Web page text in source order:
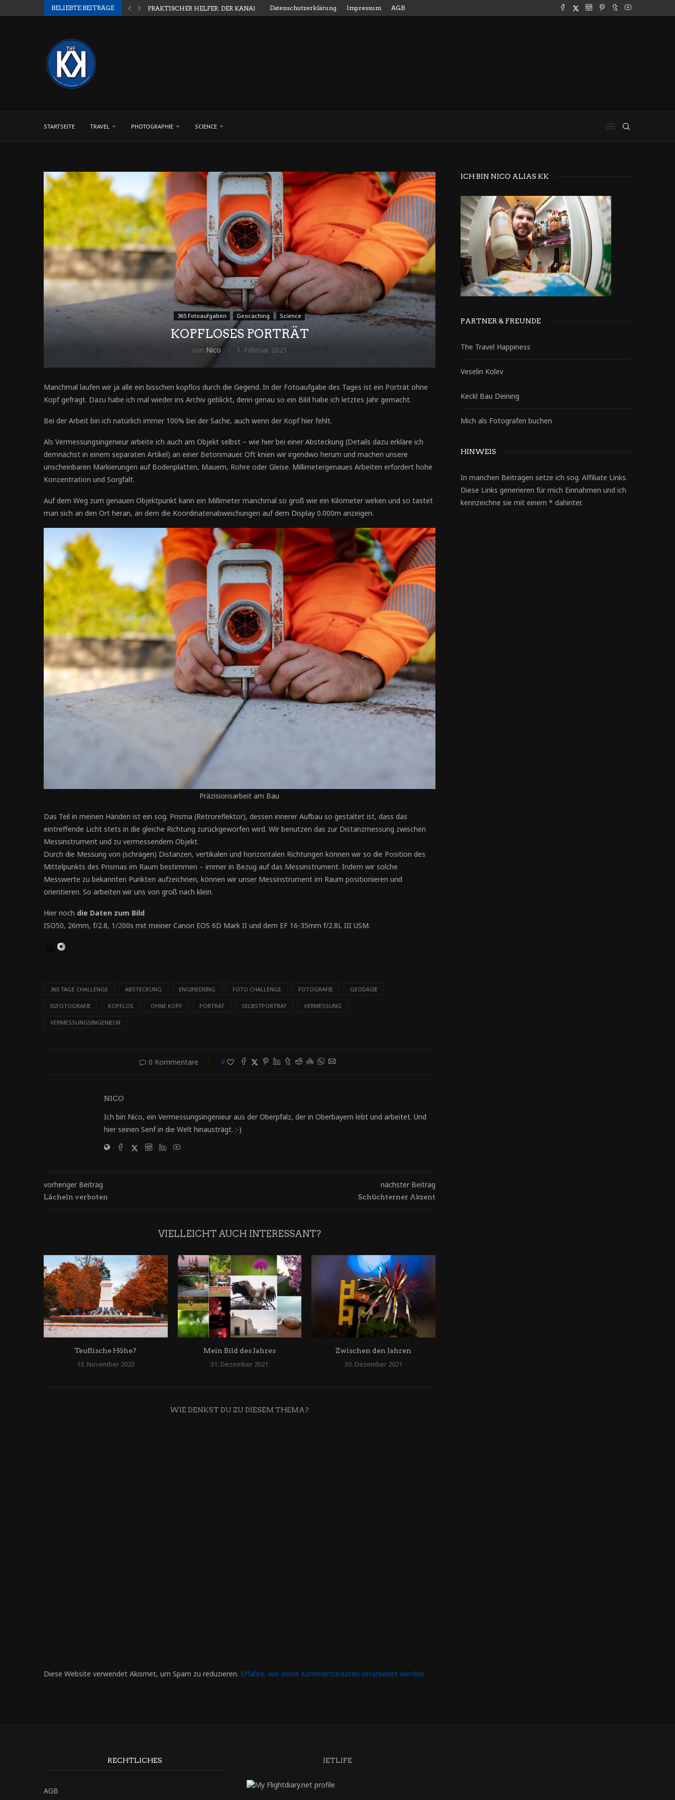
BELIEBTE BEITRÄGE PRAKTISCHER HELFER: DER KANALMESSSTABDatenschutzerklärung Impressum AGB
STARTSEITE TRAVEL PHOTOGRAPHIE SCIENCE
365 Fotoaufgaben Geocaching Science
KOPFLOSES PORTRÄT
von Nico 1. Februar 2021
Manchmal laufen wir ja alle ein bisschen kopflos durch die Gegend. In der Fotoaufgabe des Tages ist ein Porträt ohne
Kopf gefragt. Dazu habe ich mal wieder ins Archiv geblickt, denn genau so ein Bild habe ich letztes Jahr gemacht.
Bei der Arbeit bin ich natürlich immer 100% bei der Sache, auch wenn der Kopf hier fehlt.
Als Vermessungsingenieur arbeite ich auch am Objekt selbst – wie hier bei einer Absteckung (Details dazu erkläre ich
demnächst in einem separaten Artikel) an einer Betonmauer. Oft knien wir irgendwo herum und machen unsere
unscheinbaren Markierungen auf Bodenplatten, Mauern, Rohre oder Gleise. Millimetergenaues Arbeiten erfordert hohe
Konzentration und Sorgfalt.
Auf dem Weg zum genauen Objektpunkt kann ein Millimeter manchmal so groß wie ein Kilometer wirken und so tastet
man sich an den Ort heran, an dem die Koordinatenabweichungen auf dem Display 0.000m anzeigen.
Präzisionsarbeit am Bau
Das Teil in meinen Händen ist ein sog. Prisma (Retroreflektor), dessen innerer Aufbau so gestaltet ist, dass das
eintreffende Licht stets in die gleiche Richtung zurückgeworfen wird. Wir benutzen das zur Distanzmessung zwischen
Messinstrument und zu vermessendem Objekt.
Durch die Messung von (schrägen) Distanzen, vertikalen und horizontalen Richtungen können wir so die Position des
Mittelpunkts des Prismas im Raum bestimmen – immer in Bezug auf das Messinstrument. Indem wir solche
Messwerte zu bekannten Punkten aufzeichnen, können wir unser Messinstrument im Raum positionieren und
orientieren. So arbeiten wir uns von groß nach klein.
Hier noch die Daten zum Bild
ISO50, 26mm, f/2.8, 1/200s mit meiner Canon EOS 6D Mark II und dem EF 16-35mm f/2.8L III USM.
365 TAGE CHALLENGE ABSTECKUNG ENGINEERING FOTO CHALLENGE FOTOGRAFIE GEODÄSIE
IGFOTOGRAFIE KOPFLOS OHNE KOPF PORTRÄT SELBSTPORTRÄT VERMESSUNG
VERMESSUNGSINGENIEUR
0 Kommentare 0
NICO
Ich bin Nico, ein Vermessungsingenieur aus der Oberpfalz, der in Oberbayern lebt und arbeitet. Und
hier seinen Senf in die Welt hinausträgt. :-)
vorheriger Beitrag
Lächeln verboten
nächster Beitrag
Schüchterner Akzent
VIELLEICHT AUCH INTERESSANT?
Teuflische Höhe?
13. November 2023
Mein Bild des Jahres
31. Dezember 2021
Zwischen den Jahren
30. Dezember 2021
WIE DENKST DU ZU DIESEM THEMA?
Diese Website verwendet Akismet, um Spam zu reduzieren. Erfahre, wie deine Kommentardaten verarbeitet werden.
ICH BIN NICO ALIAS KK
PARTNER & FREUNDE
The Travel Happiness
Veselin Kolev
Keckl Bau Deining
Mich als Fotografen buchen
HINWEIS
In manchen Beiträgen setze ich sog. Affiliate Links.
Diese Links generieren für mich Einnahmen und ich
kennzeichne sie mit einem * dahinter.
RECHTLICHES
AGB
JETLIFE